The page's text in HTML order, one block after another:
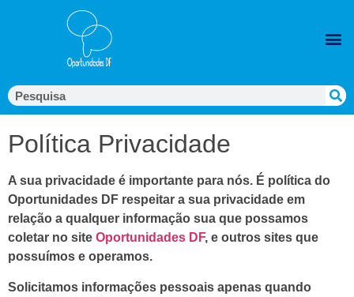
Política Privacidade
A sua privacidade é importante para nós. É política do
Oportunidades DF respeitar a sua privacidade em
relação a qualquer informação sua que possamos
coletar no site Oportunidades DF, e outros sites que
possuímos e operamos.
Solicitamos informações pessoais apenas quando